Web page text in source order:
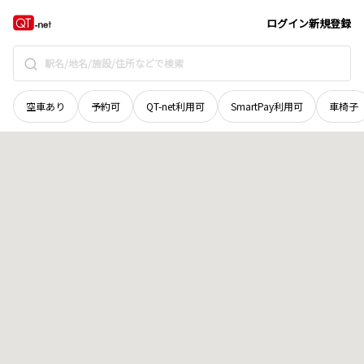
ログイン新規登録
空車あり 予約可 QT-net利用可 SmartPay利用可 車椅子
北海道